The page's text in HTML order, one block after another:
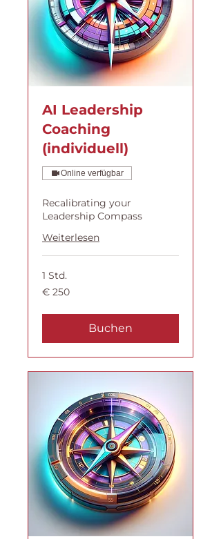
AI Leadership
Coaching
(individuell)
Online verfügbar
Recalibrating your
Leadership Compass
Weiterlesen
1 Std.
250
Euro
€ 250
Buchen